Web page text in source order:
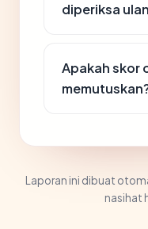
diperiksa
Apakah skor
Laporan ini dibuat
nasihat